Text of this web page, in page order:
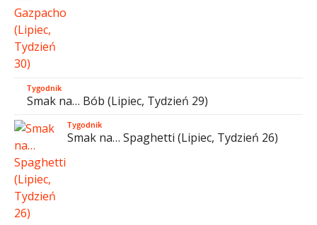
Tygodnik
Smak na… Bób (Lipiec, Tydzień 29)
Tygodnik
Smak na… Spaghetti (Lipiec, Tydzień 26)